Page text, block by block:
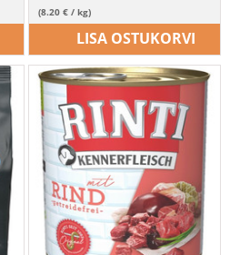
(8.20 € / kg)
LISA OSTUKORVI